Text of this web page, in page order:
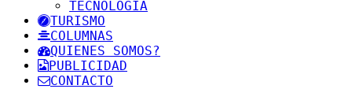
TECNOLOGIA
TURISMO
COLUMNAS
QUIENES SOMOS?
PUBLICIDAD
CONTACTO